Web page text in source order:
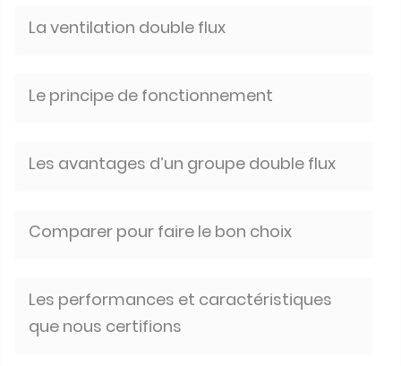
La ventilation double flux
Le principe de fonctionnement
Les avantages d’un groupe double flux
Comparer pour faire le bon choix
Les performances et caractéristiques
que nous certifions